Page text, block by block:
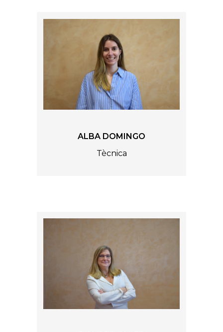
ALBA DOMINGO
Tècnica